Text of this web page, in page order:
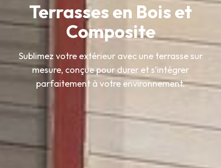
Terrasses en Bois et
Composite
Sublimez votre extérieur avec une terrasse sur
mesure, conçue pour durer et s’intégrer
parfaitement à votre environnement.